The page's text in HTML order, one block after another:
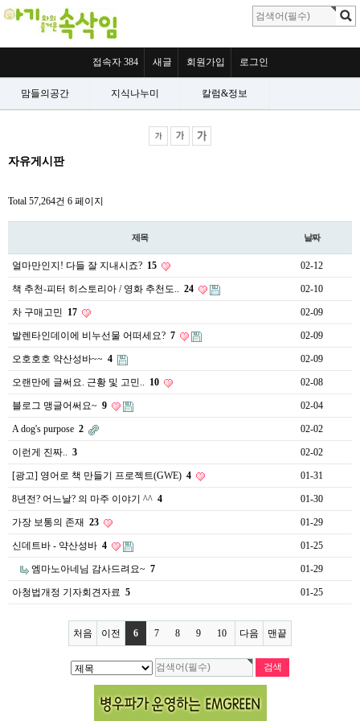
접속자 384 새글 회원가입 로그인
맘들의공간 지식나누미 칼럼&정보
자유게시판
Total 57,264건 6 페이지
제목 날짜
얼마만인지! 다들 잘 지내시죠? 15 02-12
책 추천-피터 히스토리아 / 영화 추천도.. 24 02-10
차 구매고민 17 02-09
발렌타인데이에 비누선물 어떠세요? 7 02-09
오호호호 약산성바~~ 4 02-09
오랜만에 글써요. 근황 및 고민.. 10 02-08
블로그 맹글어써요~ 9 02-04
A dog's purpose 2 02-02
이런게 진짜.. 3 02-02
[광고] 영어로 책 만들기 프로젝트(GWE) 4 01-31
8년전? 어느날? 의 마주 이야기 ^^ 4 01-30
가장 보통의 존재 23 01-29
신데트바 - 약산성바 4 01-25
엠마노아네님 감사드려요~ 7 01-29
아청법개정 기자회견자료 5 01-25
처음 이전 6 7 8 9 10 다음 맨끝